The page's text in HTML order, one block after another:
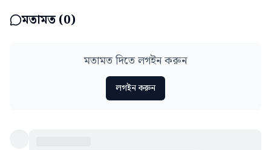
মতামত (0)
মতামত দিতে লগইন করুন
লগইন করুন